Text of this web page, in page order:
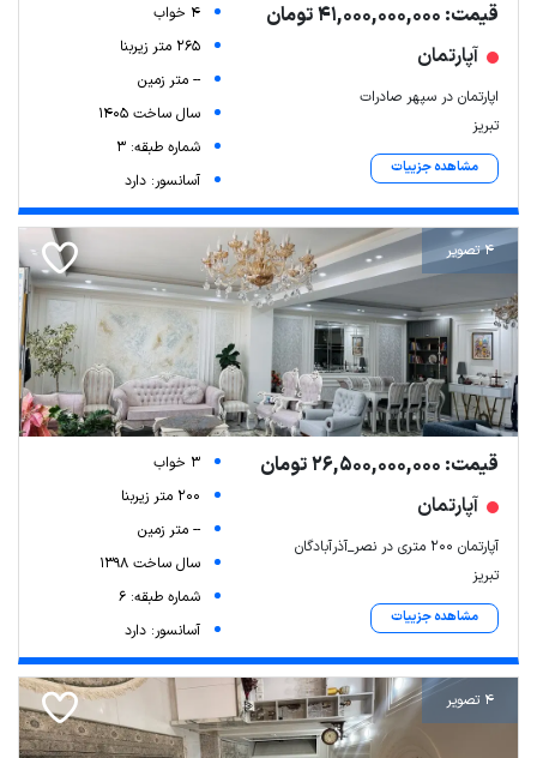
قیمت: 41,000,000,000 تومان
آپارتمان
اپارتمان در سپهر صادرات
تبریز
مشاهده جزییات
4 خواب
265 متر زیربنا
-- متر زمین
سال ساخت 1405
شماره طبقه: 3
آسانسور: دارد
4 تصویر
قیمت: 26,500,000,000 تومان
آپارتمان
آپارتمان 200 متری در نصر_آذرآبادگان
تبریز
مشاهده جزییات
3 خواب
200 متر زیربنا
-- متر زمین
سال ساخت 1398
شماره طبقه: 6
آسانسور: دارد
4 تصویر